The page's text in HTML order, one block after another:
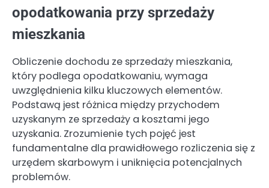
opodatkowania przy sprzedaży
mieszkania
Obliczenie dochodu ze sprzedaży mieszkania,
który podlega opodatkowaniu, wymaga
uwzględnienia kilku kluczowych elementów.
Podstawą jest różnica między przychodem
uzyskanym ze sprzedaży a kosztami jego
uzyskania. Zrozumienie tych pojęć jest
fundamentalne dla prawidłowego rozliczenia się z
urzędem skarbowym i uniknięcia potencjalnych
problemów.